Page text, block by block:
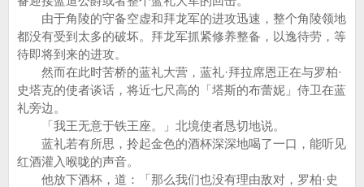
由于角陵的守备空虚和拜龙军的进攻迅速，整个角陵领地
都没有受到太多的破坏。拜龙军抓紧修养整备，以逸待劳，等
待即将到来的进攻。
然而在此时苦桥的蓝礼大营，蓝礼·拜拉席恩正在与罗柏·
史塔克的使者谈话，将近七尺高的「塔斯的布蕾妮」侍卫在蓝
礼旁边。
「我王无意于铁王座。」北境使者恳切地说。
蓝礼若有所思，拎起金色的酒杯深深地喝了一口，能听见
红酒灌入喉咙的声音。
他放下酒杯，道：「那么我们也没有理由敌对，罗柏·史